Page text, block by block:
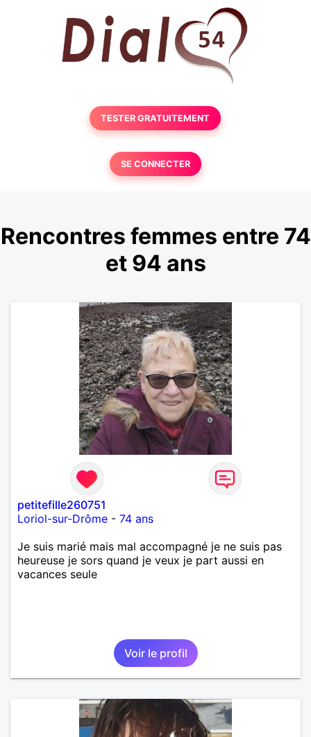
TESTER GRATUITEMENT
SE CONNECTER
Rencontres femmes entre 74
et 94 ans
petitefille260751
Loriol-sur-Drôme - 74 ans
Je suis marié mais mal accompagné je ne suis pas
heureuse je sors quand je veux je part aussi en
vacances seule
Voir le profil